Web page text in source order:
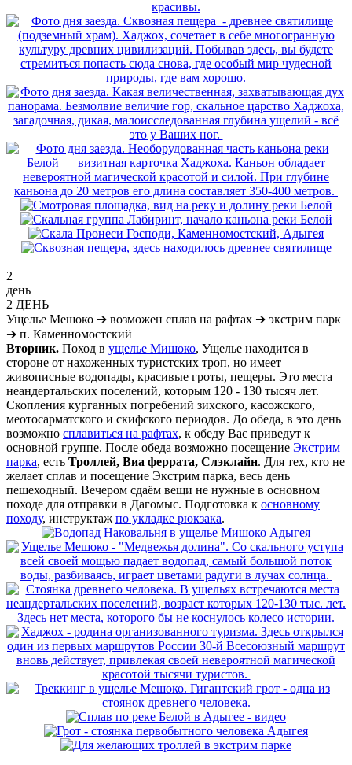
2
день
2 ДЕНЬ
Ущелье Мешоко ➔ возможен сплав на рафтах ➔ экстрим парк
➔ п. Каменномостский
Вторник. Поход в ущелье Мишоко, Ущелье находится в
стороне от нахоженных туристских троп, но имеет
живописные водопады, красивые гроты, пещеры. Это места
неандертальских поселений, которым 120 - 130 тысяч лет.
Скопления курганных погребений зихского, касожского,
меотосарматского и скифского периодов. До обеда, в это день
возможно сплавиться на рафтах, к обеду Вас приведут к
основной группе. После обеда возможно посещение Экстрим
парка, есть Троллей, Виа феррата, Слэклайн. Для тех, кто не
желает сплав и посещение Экстрим парка, весь день
пешеходный. Вечером сдаём вещи не нужные в основном
походе для отправки в Дагомыс. Подготовка к основному
походу, инструктаж по укладке рюкзака.